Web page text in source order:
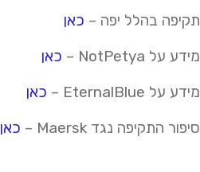
תקיפה בהלל יפה – כאן
מידע על NotPetya
– כאן
מידע על EternalBlue
– כאן
סיפור התקיפה נגד Maersk
– כאן